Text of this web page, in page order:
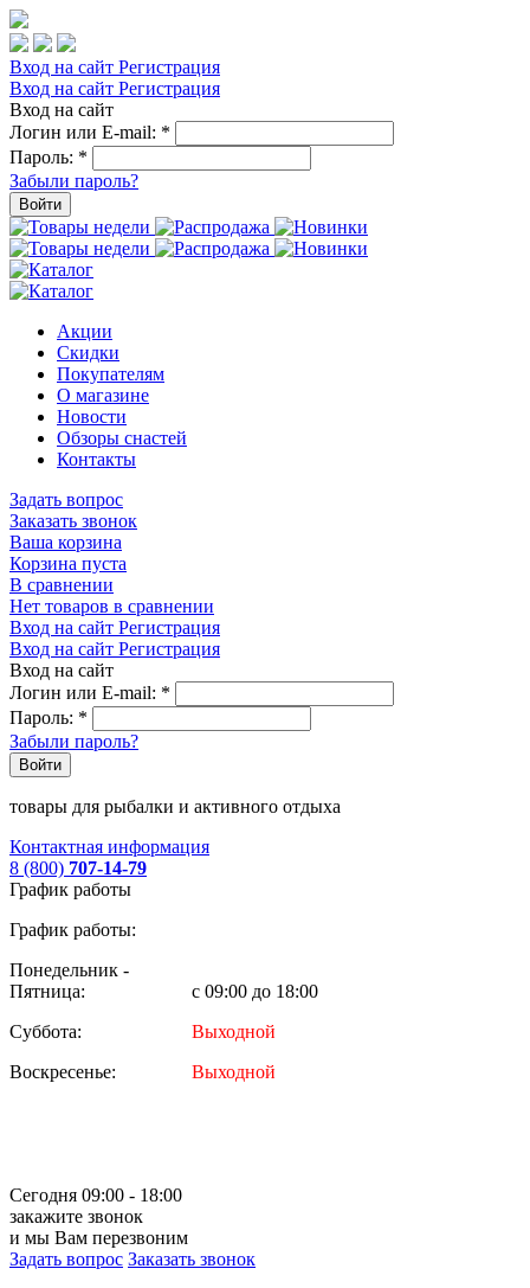
Вход на сайт Регистрация
Вход на сайт Регистрация
Вход на сайт
Логин или E-mail: *
Пароль: *
Забыли пароль?
Войти
Акции
Скидки
Покупателям
О магазине
Новости
Обзоры снастей
Контакты
Задать вопрос
Заказать звонок
Ваша корзина
Корзина пуста
В сравнении
Нет товаров в сравнении
Вход на сайт Регистрация
Вход на сайт Регистрация
Вход на сайт
Логин или E-mail: *
Пароль: *
Забыли пароль?
Войти
товары для рыбалки и активного отдыха
Контактная информация
8 (800) 707-14-79
График работы
График работы:
Понедельник -
Пятница:
с 09:00 до 18:00
Суббота:
Выходной
Воскресенье:
Выходной
Сегодня 09:00 - 18:00
закажите звонок
и мы Вам перезвоним
Задать вопрос Заказать звонок